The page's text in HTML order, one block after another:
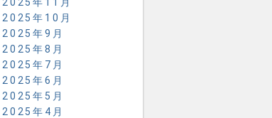
2025年10月
2025年9月
2025年8月
2025年7月
2025年6月
2025年5月
2025年4月